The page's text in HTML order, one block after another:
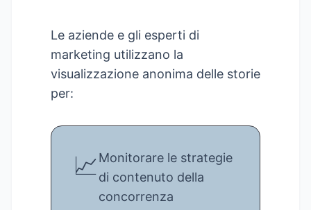
Le aziende e gli esperti di
marketing utilizzano la
visualizzazione anonima delle storie
per:
📈 Monitorare le strategie
di contenuto della
concorrenza